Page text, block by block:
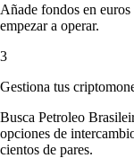
Añade fondos en
empezar a operar.
3
Gestiona tus
Busca Petroleo
opciones de
cientos de pares.